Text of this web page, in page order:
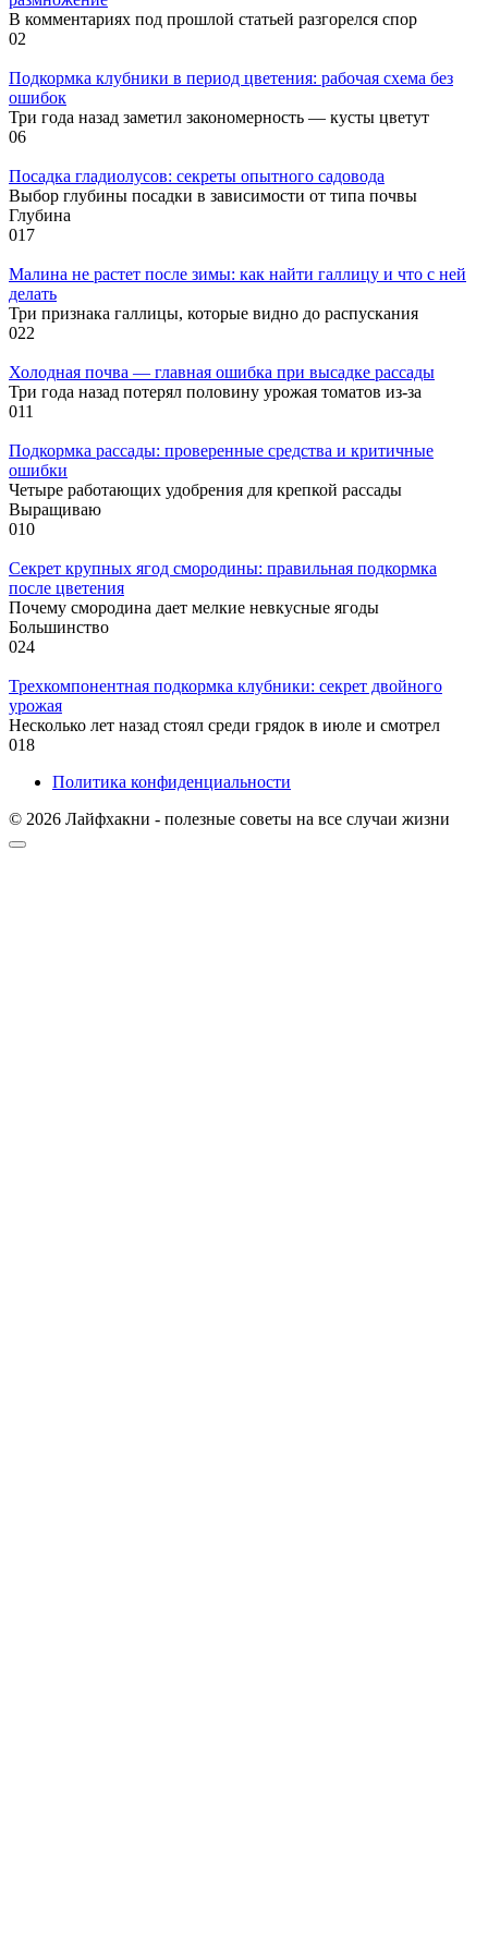
В комментариях под прошлой статьей разгорелся спор
02
Подкормка клубники в период цветения: рабочая схема без
ошибок
Три года назад заметил закономерность — кусты цветут
06
Посадка гладиолусов: секреты опытного садовода
Выбор глубины посадки в зависимости от типа почвы
Глубина
017
Малина не растет после зимы: как найти галлицу и что с ней
делать
Три признака галлицы, которые видно до распускания
022
Холодная почва — главная ошибка при высадке рассады
Три года назад потерял половину урожая томатов из-за
011
Подкормка рассады: проверенные средства и критичные
ошибки
Четыре работающих удобрения для крепкой рассады
Выращиваю
010
Секрет крупных ягод смородины: правильная подкормка
после цветения
Почему смородина дает мелкие невкусные ягоды
Большинство
024
Трехкомпонентная подкормка клубники: секрет двойного
урожая
Несколько лет назад стоял среди грядок в июле и смотрел
018
Политика конфиденциальности
© 2026 Лайфхакни - полезные советы на все случаи жизни